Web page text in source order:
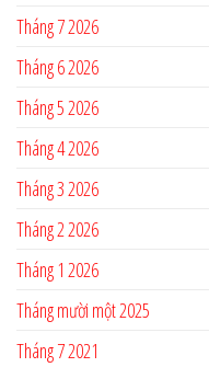
Tháng 7 2026
Tháng 6 2026
Tháng 5 2026
Tháng 4 2026
Tháng 3 2026
Tháng 2 2026
Tháng 1 2026
Tháng mười một 2025
Tháng 7 2021